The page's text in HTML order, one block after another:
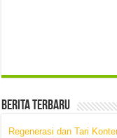
Berita Terbaru
Regenerasi dan Tari